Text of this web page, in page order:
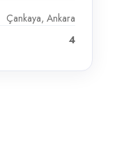
Çankaya, Ankara
4